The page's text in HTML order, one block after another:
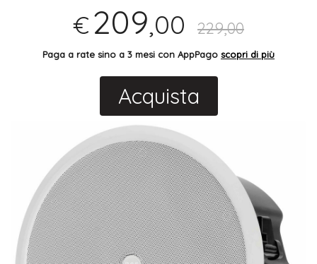
€209,00 229,00
Paga a rate sino a 3 mesi con AppPago scopri di più
Acquista